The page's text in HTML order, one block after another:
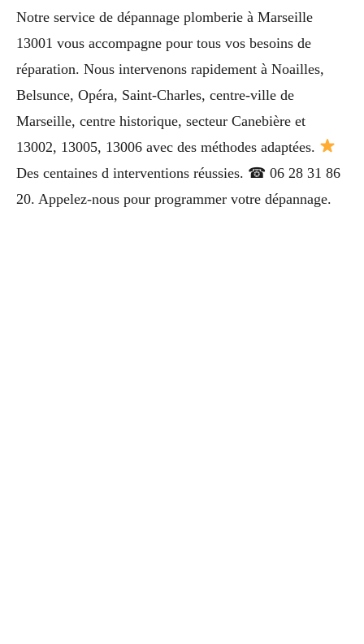
Notre service de dépannage plomberie à Marseille
13001 vous accompagne pour tous vos besoins de
réparation. Nous intervenons rapidement à Noailles,
Belsunce, Opéra, Saint-Charles, centre-ville de
Marseille, centre historique, secteur Canebière et
13002, 13005, 13006 avec des méthodes adaptées.
Des centaines d interventions réussies. ☎ 06 28 31 86
20. Appelez-nous pour programmer votre dépannage.